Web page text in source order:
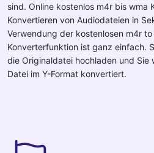
sind. Online kostenlos m4r bis wma
Konvertieren von Audiodateien in
Verwendung der kostenlosen m4r to
Konverterfunktion ist ganz einfach.
die Originaldatei hochladen und Sie
Datei im Y-Format konvertiert.